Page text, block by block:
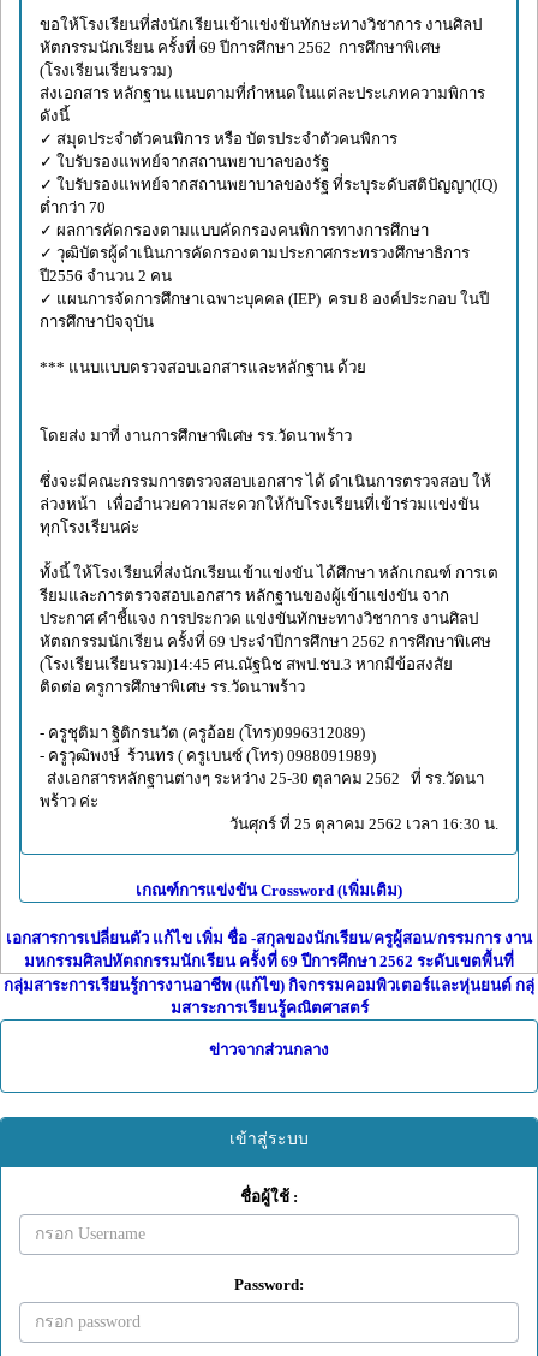
ขอให้โรงเรียนที่ส่งนักเรียนเข้าแข่งขันทักษะทางวิชาการ งานศิลป
หัตกรรมนักเรียน ครั้งที่ 69 ปีการศึกษา 2562 การศึกษาพิเศษ
(โรงเรียนเรียนรวม)
ส่งเอกสาร หลักฐาน แนบตามที่กำหนดในแต่ละประเภทความพิการ
ดังนี้
✓ สมุดประจำตัวคนพิการ หรือ บัตรประจำตัวคนพิการ
✓ ใบรับรองแพทย์จากสถานพยาบาลของรัฐ
✓ ใบรับรองแพทย์จากสถานพยาบาลของรัฐ ที่ระบุระดับสติปัญญา(IQ)
ต่ำกว่า 70
✓ ผลการคัดกรองตามแบบคัดกรองคนพิการทางการศึกษา
✓ วุฒิบัตรผู้ดำเนินการคัดกรองตามประกาศกระทรวงศึกษาธิการ
ปี2556 จำนวน 2 คน
✓ แผนการจัดการศึกษาเฉพาะบุคคล (IEP) ครบ 8 องค์ประกอบ ในปี
การศึกษาปัจจุบัน
*** แนบแบบตรวจสอบเอกสารและหลักฐาน ด้วย
โดยส่ง มาที่ งานการศึกษาพิเศษ รร.วัดนาพร้าว
ซึ่งจะมีคณะกรรมการตรวจสอบเอกสาร ได้ ดำเนินการตรวจสอบ ให้
ล่วงหน้า เพื่ออำนวยความสะดวกให้กับโรงเรียนที่เข้าร่วมแข่งขัน
ทุกโรงเรียนค่ะ
ทั้งนี้ ให้โรงเรียนที่ส่งนักเรียนเข้าแข่งขัน ได้ศึกษา หลักเกณฑ์ การเต
รียมและการตรวจสอบเอกสาร หลักฐานของผู้เข้าแข่งขัน จาก
ประกาศ คำชี้แจง การประกวด แข่งขันทักษะทางวิชาการ งานศิลป
หัตถกรรมนักเรียน ครั้งที่ 69 ประจำปีการศึกษา 2562 การศึกษาพิเศษ
(โรงเรียนเรียนรวม)14:45 ศน.ณัฐนิช สพป.ชบ.3 หากมีข้อสงสัย
ติดต่อ ครูการศึกษาพิเศษ รร.วัดนาพร้าว
- ครูชุติมา ฐิติกรนวัต (ครูอ้อย (โทร)0996312089)
- ครูวุฒิพงษ์ ร้วนทร ( ครูเบนซ์ (โทร) 0988091989)
ส่งเอกสารหลักฐานต่างๆ ระหว่าง 25-30 ตุลาคม 2562 ที่ รร.วัดนา
พร้าว ค่ะ
วันศุกร์ ที่ 25 ตุลาคม 2562 เวลา 16:30 น.
เกณฑ์การแข่งขัน Crossword (เพิ่มเติม)
เอกสารการเปลี่ยนตัว แก้ไข เพิ่ม ชื่อ -สกุลของนักเรียน/ครูผู้สอน/กรรมการ งาน
มหกรรมศิลปหัตถกรรมนักเรียน ครั้งที่ 69 ปีการศึกษา 2562 ระดับเขตพื้นที่
กลุ่มสาระการเรียนรู้การงานอาชีพ (แก้ไข) กิจกรรมคอมพิวเตอร์และหุ่นยนต์ กลุ่
มสาระการเรียนรู้คณิตศาสตร์
ข่าวจากส่วนกลาง
เข้าสู่ระบบ
ชื่อผู้ใช้ :
Password: